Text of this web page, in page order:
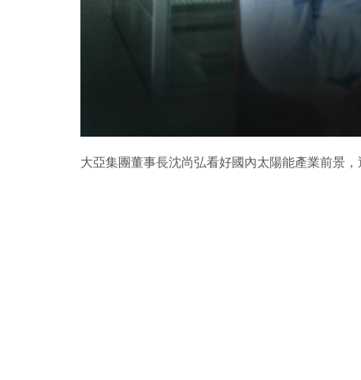
大亞集團董事長沈尚弘看好國內太陽能產業前景